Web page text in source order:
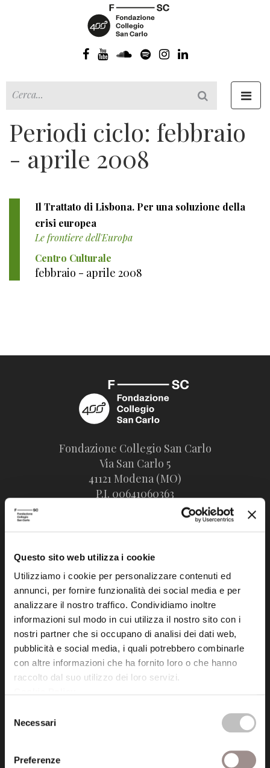
Questo sito web utilizza i cookie
Utilizziamo i cookie per personalizzare contenuti ed
annunci, per fornire funzionalità dei social media e per
analizzare il nostro traffico. Condividiamo inoltre
informazioni sul modo in cui utilizza il nostro sito con i
nostri partner che si occupano di analisi dei dati web,
pubblicità e social media, i quali potrebbero combinarle
con altre informazioni che ha fornito loro o che hanno
raccolto dal suo utilizzo dei loro servizi.
delNecessari
Preferenze
Periodi ciclo: febbraio
- aprile 2008
Il Trattato di Lisbona. Per una soluzione della
crisi europea
Le frontiere dell'Europa
Centro Culturale
febbraio - aprile 2008
Fondazione Collegio San Carlo
Via San Carlo 5
41121 Modena (MO)
P.I. 00641060363
tel. 059.421211
Posta certificata (PEC)
fondazionecollegiosancarlo@legalmail.it
Seguici
Certificazioni